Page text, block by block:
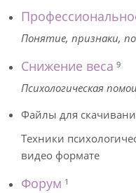
Понятие, признаки,
Снижение веса 9
Психологическая
Файлы для
Техники
видео формате
Форум 1